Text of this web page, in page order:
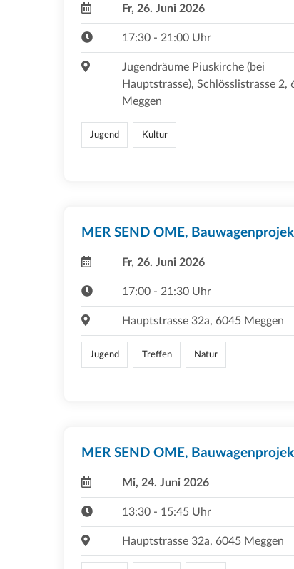
Fr, 26. Juni 2026
17:30 - 21:00 Uhr
Jugendräume Piuskirche (bei
Hauptstrasse), Schlösslistrasse 2,
Meggen
Jugend Kultur
MER SEND OME,
Fr, 26. Juni 2026
17:00 - 21:30 Uhr
Hauptstrasse 32a, 6045 Meggen
Jugend Treffen Natur
MER SEND OME,
Mi, 24. Juni 2026
13:30 - 15:45 Uhr
Hauptstrasse 32a, 6045 Meggen